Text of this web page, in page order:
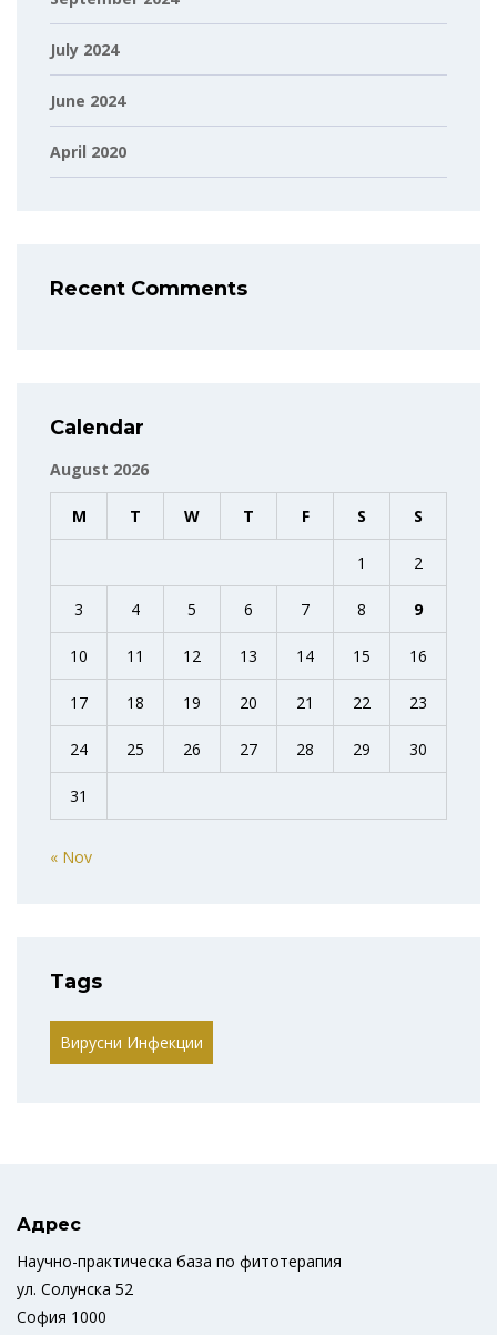
July 2024
June 2024
April 2020
Recent Comments
Calendar
August 2026
M T W T F S S
1 2
3 4 5 6 7 8 9
10 11 12 13 14 15 16
17 18 19 20 21 22 23
24 25 26 27 28 29 30
31
« Nov
Tags
Вирусни Инфекции
Адрес
Научно-практическа база по фитотерапия
ул. Солунска 52
София 1000